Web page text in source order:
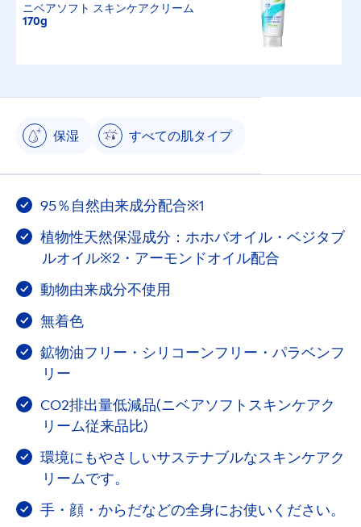
ニベアソフト スキンケアクリーム
170g
保湿 すべての肌タイプ
95％自然由来成分配合※1
植物性天然保湿成分：ホホバオイル・ベジタブ
ルオイル※2・アーモンドオイル配合
動物由来成分不使用
無着色
鉱物油フリー・シリコーンフリー・パラベンフ
リー
CO2排出量低減品(ニベアソフトスキンケアク
リーム従来品比)
環境にもやさしいサステナブルなスキンケアク
リームです。
手・顔・からだなどの全身にお使いください。